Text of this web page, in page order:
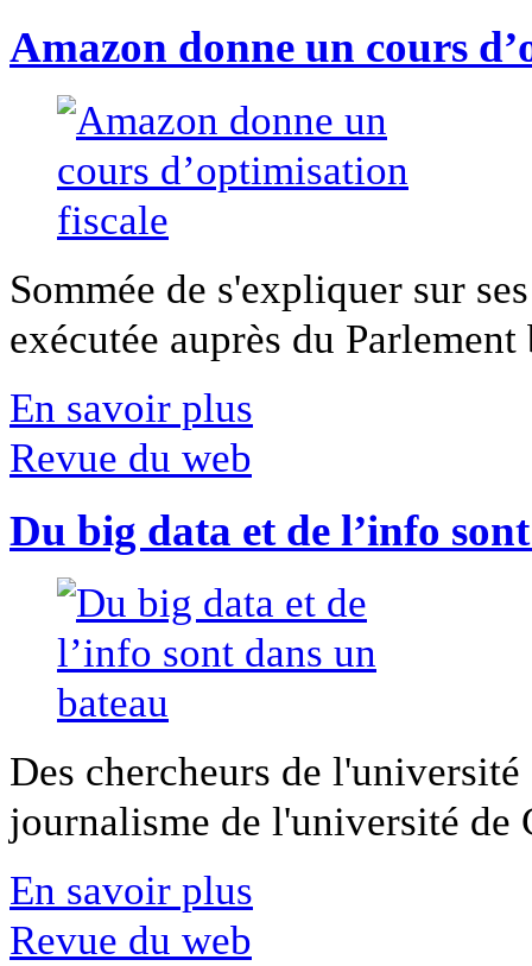
Amazon donne un cours
Sommée de s'expliquer sur
exécutée auprès du
En savoir plus
Revue du web
Du big data et de l’info
Des chercheurs de
journalisme de l'université
En savoir plus
Revue du web